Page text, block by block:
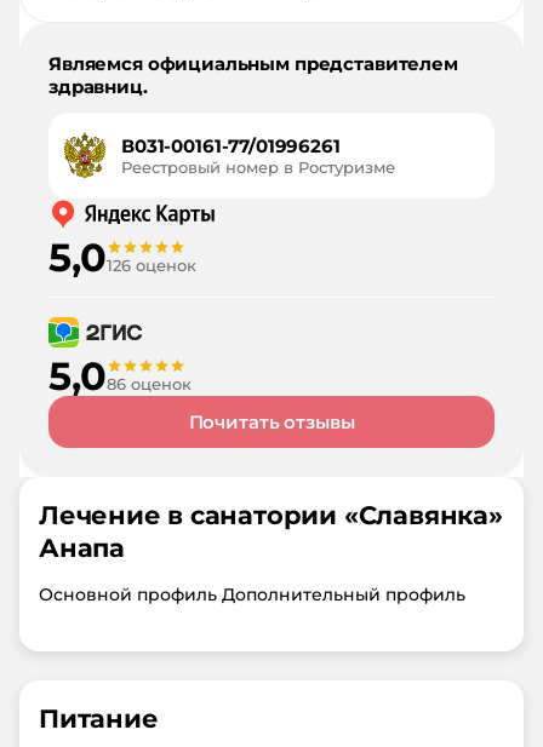
Являемся официальным представителем
здравниц.
В031-00161-77/01996261
Реестровый номер в Ростуризме
5,0126 оценок
5,086 оценок
Почитать отзывы
Лечение в санатории «Славянка»
Анапа
Основной профиль Дополнительный профиль
Питание